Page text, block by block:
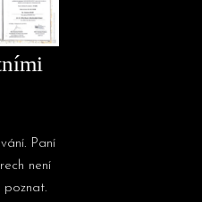
Paní
není
poznat.